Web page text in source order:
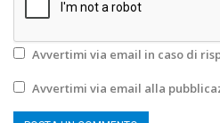
Avvertimi via email in caso di
Avvertimi via email alla